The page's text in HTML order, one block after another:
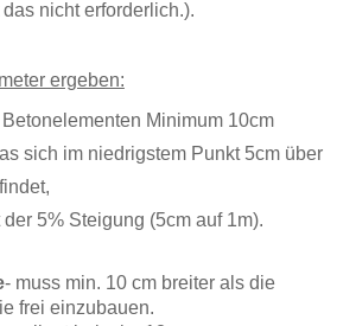
das nicht erforderlich.).
ergeben:
Minimum 10cm
sich im niedrigstem Punkt 5cm über
5% Steigung (5cm auf 1m).
- muss min. 10 cm breiter als die
frei einzubauen.